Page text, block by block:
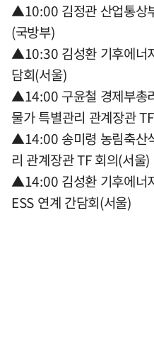
▲10:00 김정관 산업통상
(국방부)
▲10:30 김성환 기후에너
담회(서울)
▲14:00 구윤철 경제부총
물가 특별관리 관계장관
▲14:00 송미령 농림축산
리 관계장관 TF 회의(서울)
▲14:00 김성환 기후에너
ESS 연계 간담회(서울)